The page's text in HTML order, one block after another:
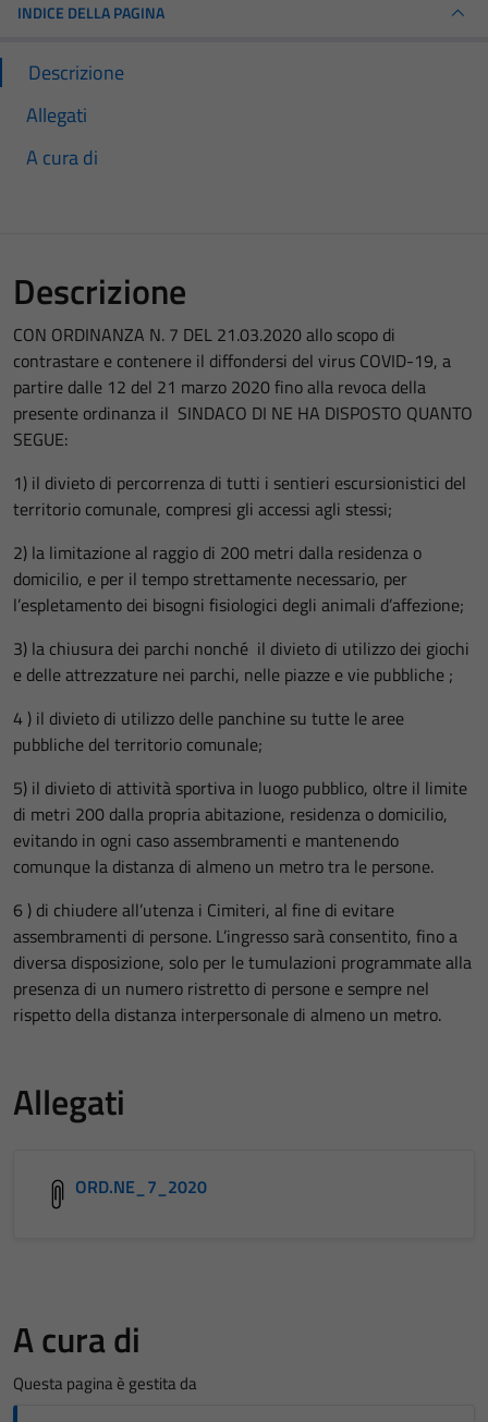
INDICE DELLA PAGINA
Descrizione
Allegati
A cura di
Descrizione
CON ORDINANZA N. 7 DEL 21.03.2020 allo scopo di
contrastare e contenere il diffondersi del virus COVID-19, a
partire dalle 12 del 21 marzo 2020 fino alla revoca della
presente ordinanza il SINDACO DI NE HA DISPOSTO QUANTO
SEGUE:
1) il divieto di percorrenza di tutti i sentieri escursionistici del
territorio comunale, compresi gli accessi agli stessi;
2) la limitazione al raggio di 200 metri dalla residenza o
domicilio, e per il tempo strettamente necessario, per
l’espletamento dei bisogni fisiologici degli animali d’affezione;
3) la chiusura dei parchi nonché il divieto di utilizzo dei giochi
e delle attrezzature nei parchi, nelle piazze e vie pubbliche ;
4 ) il divieto di utilizzo delle panchine su tutte le aree
pubbliche del territorio comunale;
5) il divieto di attività sportiva in luogo pubblico, oltre il limite
di metri 200 dalla propria abitazione, residenza o domicilio,
evitando in ogni caso assembramenti e mantenendo
comunque la distanza di almeno un metro tra le persone.
6 ) di chiudere all’utenza i Cimiteri, al fine di evitare
assembramenti di persone. L’ingresso sarà consentito, fino a
diversa disposizione, solo per le tumulazioni programmate alla
presenza di un numero ristretto di persone e sempre nel
rispetto della distanza interpersonale di almeno un metro.
Allegati
ORD.NE_7_2020
A cura di
Questa pagina è gestita da